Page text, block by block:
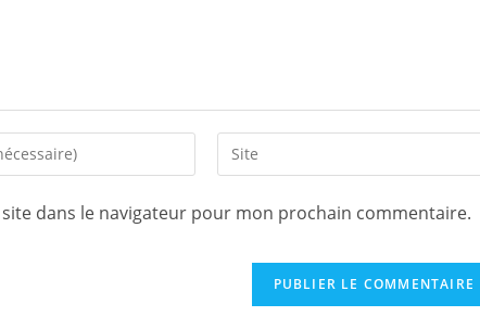
Saisir
l’URL
votre
(facultatif)
dans le navigateur pour mon prochain commentaire.